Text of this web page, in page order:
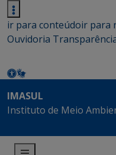
ir para conteúdoir para
Ouvidoria
IMASUL
Instituto de Meio